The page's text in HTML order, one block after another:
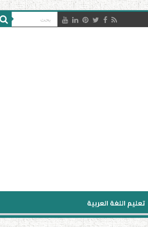
تعليم اللغة العربية